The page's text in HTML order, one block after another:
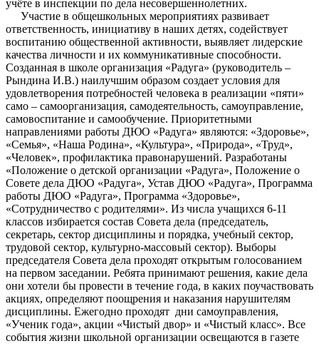
учёте в инспекции по дела несовершеннолетних.
Участие в общешкольных мероприятиях развивает
ответственность, инициативу в наших детях, содействует
воспитанию общественной активности, выявляет лидерские
качества личности и их коммуникативные способности.
Созданная в школе организация «Радуга» (руководитель –
Рындина И.В.) наилучшим образом создает условия для
удовлетворения потребностей человека в реализации «пяти»
само – самоорганизация, самодеятельность, самоуправление,
самовоспитание и самообучение. Приоритетными
направлениями работы ДЮО «Радуга» являются: «Здоровье»,
«Семья», «Наша Родина», «Культура», «Природа», «Труд»,
«Человек», профилактика правонарушений. Разработаны
«Положение о детской организации «Радуга», Положение о
Совете дела ДЮО «Радуга», Устав ДЮО «Радуга», Программа
работы ДЮО «Радуга», Программа «Здоровье»,
«Сотрудничество с родителями». Из числа учащихся 6-11
классов избирается состав Совета дела (председатель,
секретарь, сектор дисциплины и порядка, учебный сектор,
трудовой сектор, культурно-массовый сектор). Выборы
председателя Совета дела проходят открытым голосованием
на первом заседании. Ребята принимают решения, какие дела
они хотели бы провести в течение года, в каких поучаствовать
акциях, определяют поощрения и наказания нарушителям
дисциплины. Ежегодно проходят дни самоуправления,
«Ученик года», акции «Чистый двор» и «Чистый класс». Все
события жизни школьной организации освещаются в газете